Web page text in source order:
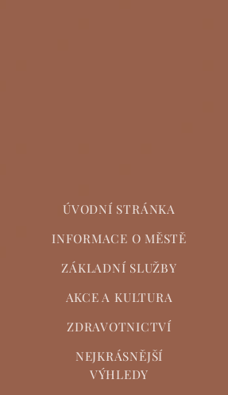
ÚVODNÍ STRÁNKA
INFORMACE O MĚSTĚ
ZÁKLADNÍ SLUŽBY
AKCE A KULTURA
ZDRAVOTNICTVÍ
NEJKRÁSNĚJŠÍ
VÝHLEDY